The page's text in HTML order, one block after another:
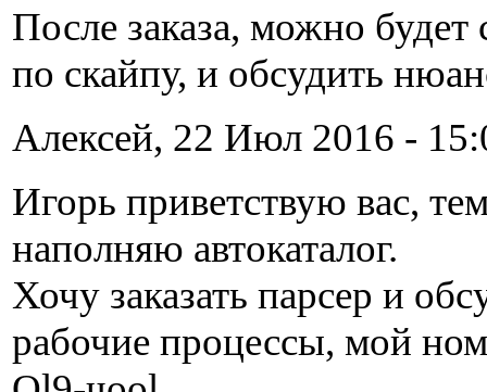
После заказа, можно будет
по скайпу, и обсудить
Алексей, 22 Июл 2016 -
Игорь приветствую вас,
наполняю автокаталог.
Хочу заказать парсер и
рабочие процессы, мой